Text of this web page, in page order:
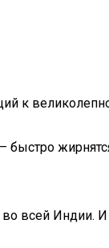
к
всей Индии.